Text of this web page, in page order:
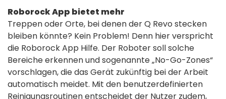
Roborock App bietet mehr
Treppen oder Orte, bei denen der Q Revo stecken
bleiben könnte? Kein Problem! Denn hier verspricht
die Roborock App Hilfe. Der Roboter soll solche
Bereiche erkennen und sogenannte „No-Go-Zones“
vorschlagen, die das Gerät zukünftig bei der Arbeit
automatisch meidet. Mit den benutzerdefinierten
Reinigungsroutinen entscheidet der Nutzer zudem,